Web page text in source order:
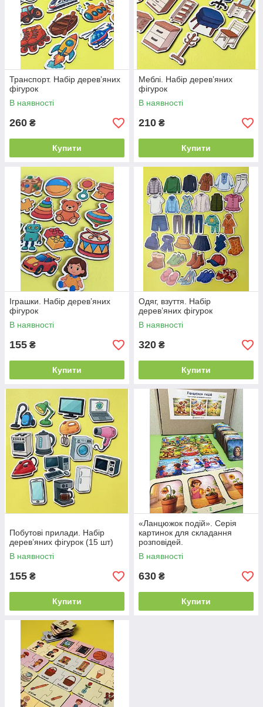
Транспорт. Набір деревʼяних
фігурок
В наявності
260 ₴
Купити
Меблі. Набір деревʼяних
фігурок
В наявності
210 ₴
Купити
Іграшки. Набір деревʼяних
фігурок
В наявності
155 ₴
Купити
Одяг, взуття. Набір
деревʼяних фігурок
В наявності
320 ₴
Купити
Побутові прилади. Набір
деревʼяних фігурок (15 шт)
В наявності
155 ₴
Купити
«Ланцюжок подій». Серія
картинок для складання
розповідей.
В наявності
630 ₴
Купити